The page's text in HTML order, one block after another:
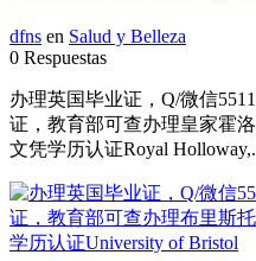
dfns en Salud y Belleza
0 Respuestas
办理英国毕业证，Q/微信
证，教育部可查办理皇家霍
文凭学历认证Royal